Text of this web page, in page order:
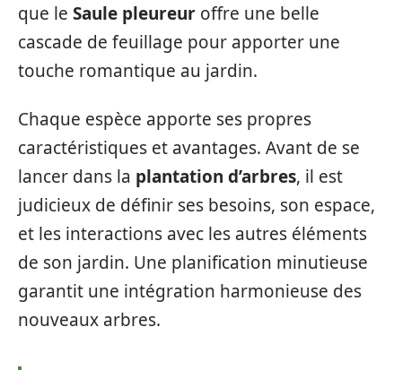
que le Saule pleureur offre une belle
cascade de feuillage pour apporter une
touche romantique au jardin.
Chaque espèce apporte ses propres
caractéristiques et avantages. Avant de se
lancer dans la plantation d’arbres, il est
judicieux de définir ses besoins, son espace,
et les interactions avec les autres éléments
de son jardin. Une planification minutieuse
garantit une intégration harmonieuse des
nouveaux arbres.